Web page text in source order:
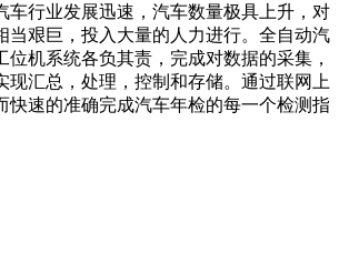
行业发展迅速，汽车数量极具上升，对
当艰巨，投入大量的人力进行。全自动汽
位机系统各负其责，完成对数据的采集，
现汇总，处理，控制和存储。通过联网上
快速的准确完成汽车年检的每一个检测指